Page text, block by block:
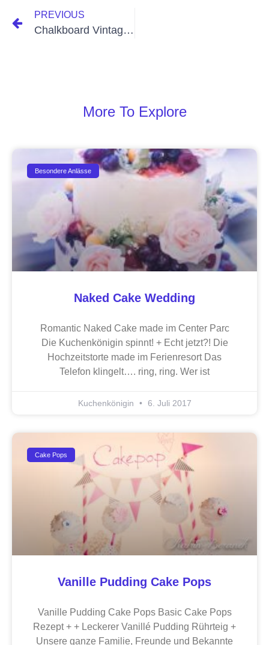
PREVIOUS
Chalkboard Vintage Wedding
More To Explore
Besondere Anlässe
Naked Cake Wedding
Romantic Naked Cake made im Center Parc
Die Kuchenkönigin spinnt! + Echt jetzt?! Die
Hochzeitstorte made im Ferienresort Das
Telefon klingelt…. ring, ring. Wer ist
Kuchenkönigin 6. Juli 2017
Cake Pops
Vanille Pudding Cake Pops
Vanille Pudding Cake Pops Basic Cake Pops
Rezept + + Leckerer Vanillé Pudding Rührteig +
Unsere ganze Familie, Freunde und Bekannte